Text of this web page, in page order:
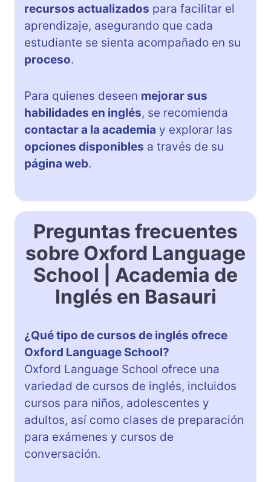
recursos actualizados para facilitar el
aprendizaje, asegurando que cada
estudiante se sienta acompañado en su
proceso.
Para quienes deseen mejorar sus
habilidades en inglés, se recomienda
contactar a la academia y explorar las
opciones disponibles a través de su
página web.
Preguntas frecuentes
sobre Oxford Language
School | Academia de
Inglés en Basauri
¿Qué tipo de cursos de inglés ofrece
Oxford Language School?
Oxford Language School ofrece una
variedad de cursos de inglés, incluidos
cursos para niños, adolescentes y
adultos, así como clases de preparación
para exámenes y cursos de
conversación.